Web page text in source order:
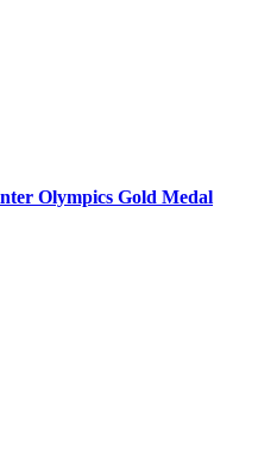
Olympics Gold Medal